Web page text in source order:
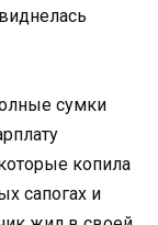
сумки
копила
сапогах и